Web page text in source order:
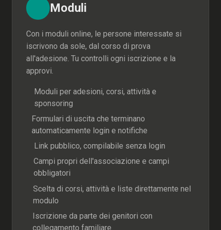
Moduli
Con i moduli online, le persone interessate si
iscrivono da sole, dal corso di prova
all'adesione. Tu controlli ogni iscrizione e la
approvi.
Moduli per adesioni, corsi, attività e
sponsoring
Formulari di uscita che terminano
automaticamente login e notifiche
Link pubblico, compilabile senza login
Campi propri dell'associazione e campi
obbligatori
Scelta di corsi, attività e liste direttamente nel
modulo
Iscrizione da parte dei genitori con
collegamento familiare